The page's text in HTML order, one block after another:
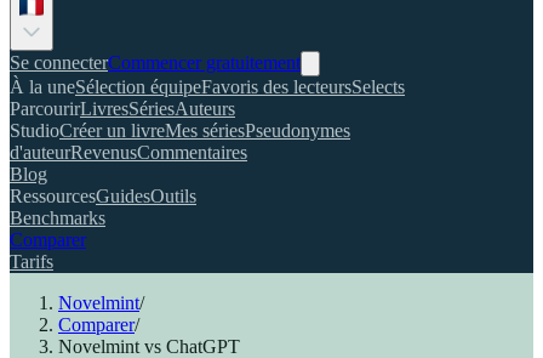
Se connecterCommencer gratuitement
À la uneSélection équipeFavoris des lecteursSelects
ParcourirLivresSériesAuteurs
StudioCréer un livreMes sériesPseudonymes
d'auteurRevenusCommentaires
Blog
RessourcesGuidesOutils
Benchmarks
Comparer
Tarifs
Novelmint/
Comparer/
Novelmint vs ChatGPT